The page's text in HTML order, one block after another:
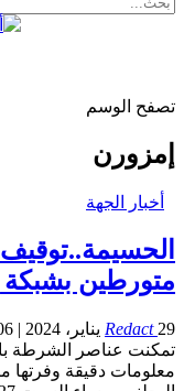
تصفح الوسم
إمزورن
أخبار الجهة
متورطين بشبكة
Redact 29 يناير، 2024 | 11:06 صباحًا
تمكنت عناصر الشرطة
معلومات دقيقة وفرتها